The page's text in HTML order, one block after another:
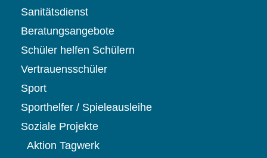
Sanitätsdienst
Beratungsangebote
Schüler helfen Schülern
Vertrauensschüler
Sport
Sporthelfer / Spieleausleihe
Soziale Projekte
Aktion Tagwerk